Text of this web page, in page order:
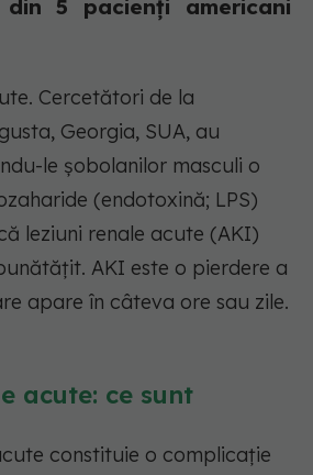
5 pacienți americani
Cercetători de la
Georgia, SUA, au
le șobolanilor masculi o
(endotoxină; LPS)
leziuni renale acute (AKI)
AKI este o pierdere a
apare în câteva ore sau zile.
acute: ce sunt
constituie o complicație